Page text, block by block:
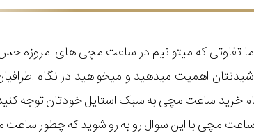
تفاوتی که میتوانیم در ساعت مچی های امروزه
اهمیت میدهید و میخواهید در نگاه
خرید ساعت مچی به سبک استایل خودتان توجه
مچی با این سوال رو به رو شوید که چطور ساعت